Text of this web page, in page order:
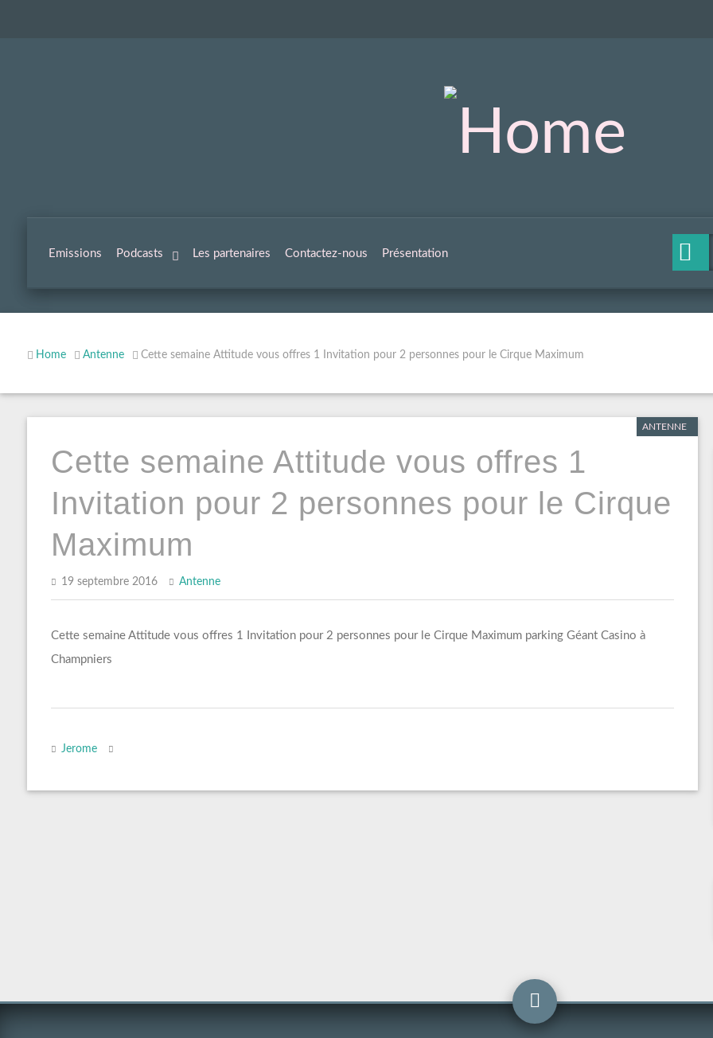
Emissions Podcasts Les partenaires Contactez-nous Présentation
Home Antenne Cette semaine Attitude vous offres 1 Invitation pour 2 personnes pour le Cirque Maximum
ANTENNE
Cette semaine Attitude vous offres 1
Invitation pour 2 personnes pour le Cirque
Maximum
19 septembre 2016 Antenne
Cette semaine Attitude vous offres 1 Invitation pour 2 personnes pour le Cirque Maximum parking Géant Casino à
Champniers
Jerome